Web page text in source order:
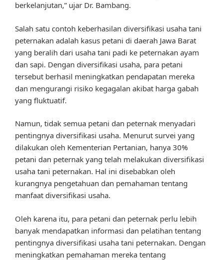
berkelanjutan,” ujar Dr. Bambang.
Salah satu contoh keberhasilan diversifikasi usaha tani
peternakan adalah kasus petani di daerah Jawa Barat
yang beralih dari usaha tani padi ke peternakan ayam
dan sapi. Dengan diversifikasi usaha, para petani
tersebut berhasil meningkatkan pendapatan mereka
dan mengurangi risiko kegagalan akibat harga gabah
yang fluktuatif.
Namun, tidak semua petani dan peternak menyadari
pentingnya diversifikasi usaha. Menurut survei yang
dilakukan oleh Kementerian Pertanian, hanya 30%
petani dan peternak yang telah melakukan diversifikasi
usaha tani peternakan. Hal ini disebabkan oleh
kurangnya pengetahuan dan pemahaman tentang
manfaat diversifikasi usaha.
Oleh karena itu, para petani dan peternak perlu lebih
banyak mendapatkan informasi dan pelatihan tentang
pentingnya diversifikasi usaha tani peternakan. Dengan
meningkatkan pemahaman mereka tentang